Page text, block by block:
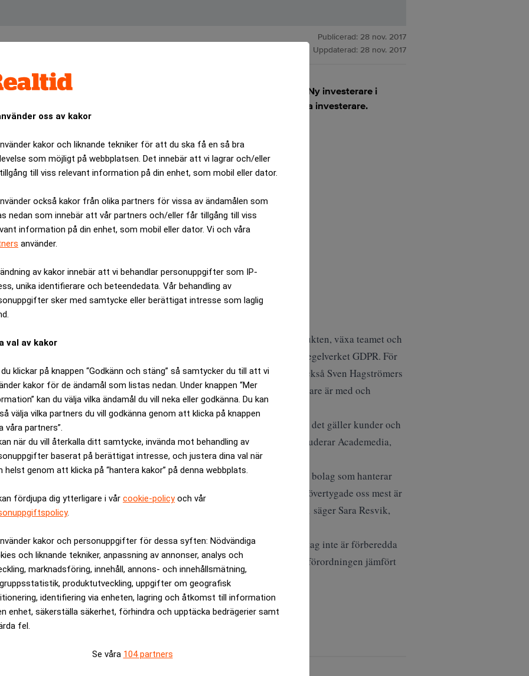
oss av kakor
kakor och liknande tekniker för att du ska få en så bra
som möjligt på webbplatsen. Det innebär att vi lagrar och/eller
till viss relevant information på din enhet, som mobil eller dator.
också kakor från olika partners för vissa av ändamålen som
nedan som innebär att vår partners och/eller får tillgång till viss
information på din enhet, som mobil eller dator. Vi och våra
använder.
av kakor innebär att vi behandlar personuppgifter som IP-
unika identifierare och beteendedata. Vår behandling av
sker med samtycke eller berättigat intresse som laglig
val av kakor
klickar på knappen “Godkänn och stäng” så samtycker du till att vi
kakor för de ändamål som listas nedan. Under knappen “Mer
kan du välja vilka ändamål du vill neka eller godkänna. Du kan
välja vilka partners du vill godkänna genom att klicka på knappen
våra partners”.
när du vill återkalla ditt samtycke, invända mot behandling av
baserat på berättigat intresse, och justera dina val när
helst genom att klicka på “hantera kakor” på denna webbplats.
fördjupa dig ytterligare i vår cookie-policyoch vår
.
kakor och personuppgifter för dessa syften: Nödvändiga
och liknande tekniker, anpassning av annonser, analys och
marknadsföring, innehåll, annons- och innehållsmätning,
produktutveckling, uppgifter om geografisk
identifiering via enheten, lagring och åtkomst till information
enhet, säkerställa säkerhet, förhindra och upptäcka bedrägerier samt
fel.
Se våra 104 partners
Publicerad: 28 nov. 2017
Uppdaterad: 28 nov. 2017
om 30 miljoner kronor i dataskyddsbolaget DPOrganizer. Ny investerare i
med existerande ägare Soläng Invest, Inbox Capital och privata investerare.
accelerera tillväxten både i Sverige och globalt genom att stärka produkten, växa teamet och
företag världen över att hantera och växa med det nya europeiska regelverket GDPR. För
kronor i en investeringsrunda som leds av Industrifonden men där också Sven Hagströmers
Även existerande ägare Soläng Invest, Inbox Capital och privata investerare är med och
både tiodubblat antalet medarbetare och tillväxttakten både när det gäller kunder och
Bolaget har idag kunder i Europa, Asien och USA. Svenska kunder inkluderar Academedia,
bolag som löser stora utmaningar för europeiska och internationella bolag som hanterar
av bolagets tillväxttakt hittills och deras starka produkt. Det som övertygade oss mest är
bolaget har stor potential att bli marknadsledare globalt inom området, säger Sara Resvik,
nytillträdd styrelseledamot i DPOrganizer.
om en färsk studie som visar att 92 procent av Europas företag inte är förberedda
analys att svenska företag är de som är minst förberedda för den nya förordningen jämfört
är kostnadsfritt: Prenumerera